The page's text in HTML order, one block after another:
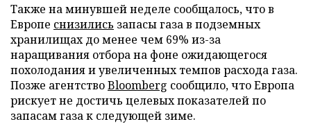
Также на минувшей неделе сообщалось, что в
Европе снизились запасы газа в подземных
хранилищах до менее чем 69% из-за
наращивания отбора на фоне ожидающегося
похолодания и увеличенных темпов расхода газа.
Позже агентствоBloomberg сообщило, что Европа
рискует не достичь целевых показателей по
запасам газа к следующей зиме.